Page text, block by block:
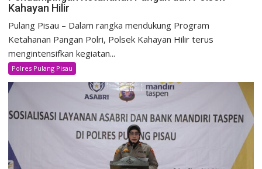
Kahayan Hilir
Pulang Pisau – Dalam rangka mendukung Program
Ketahanan Pangan Polri, Polsek Kahayan Hilir terus
mengintensifkan kegiatan...
Polres Pulang Pisau